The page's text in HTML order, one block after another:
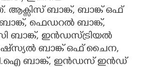
ആക്സിസ് ബാങ്ക്, ബാങ്ക് ഒഫ്
ഫെഡറൽ ബാങ്ക്,
ബാങ്ക്, ഇൻഡസ്ട്രിയൽ
ബാങ്ക് ഒഫ് ചൈന,
ബാങ്ക്, ഇൻഡസ് ഇൻഡ്